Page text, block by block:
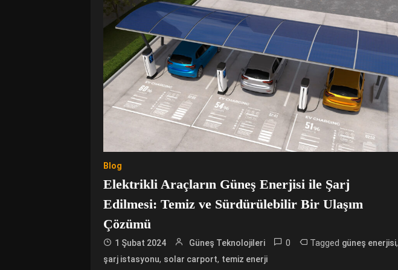
Blog
Elektrikli Araçların Güneş Enerjisi ile Şarj
Edilmesi: Temiz ve Sürdürülebilir Bir Ulaşım
Çözümü
1 Şubat 2024 Güneş Teknolojileri 0 Tagged güneş enerjisi,
şarj istasyonu, solar carport, temiz enerji